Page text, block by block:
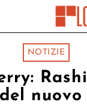
NOTIZIE